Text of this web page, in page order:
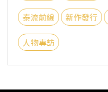
泰流前線 新作發行
人物專訪